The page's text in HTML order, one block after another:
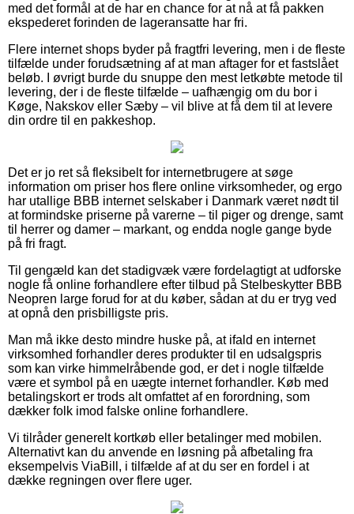
med det formål at de har en chance for at nå at få pakken
ekspederet forinden de lageransatte har fri.
Flere internet shops byder på fragtfri levering, men i de fleste
tilfælde under forudsætning af at man aftager for et fastslået
beløb. I øvrigt burde du snuppe den mest letkøbte metode til
levering, der i de fleste tilfælde – uafhængig om du bor i
Køge, Nakskov eller Sæby – vil blive at få dem til at levere
din ordre til en pakkeshop.
Det er jo ret så fleksibelt for internetbrugere at søge
information om priser hos flere online virksomheder, og ergo
har utallige BBB internet selskaber i Danmark været nødt til
at formindske priserne på varerne – til piger og drenge, samt
til herrer og damer – markant, og endda nogle gange byde
på fri fragt.
Til gengæld kan det stadigvæk være fordelagtigt at udforske
nogle få online forhandlere efter tilbud på Stelbeskytter BBB
Neopren large forud for at du køber, sådan at du er tryg ved
at opnå den prisbilligste pris.
Man må ikke desto mindre huske på, at ifald en internet
virksomhed forhandler deres produkter til en udsalgspris
som kan virke himmelråbende god, er det i nogle tilfælde
være et symbol på en uægte internet forhandler. Køb med
betalingskort er trods alt omfattet af en forordning, som
dækker folk imod falske online forhandlere.
Vi tilråder generelt kortkøb eller betalinger med mobilen.
Alternativt kan du anvende en løsning på afbetaling fra
eksempelvis ViaBill, i tilfælde af at du ser en fordel i at
dække regningen over flere uger.